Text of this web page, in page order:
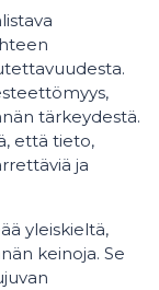
tärkeydestä.
että tieto,
ja
yleiskieltä,
keinoja. Se